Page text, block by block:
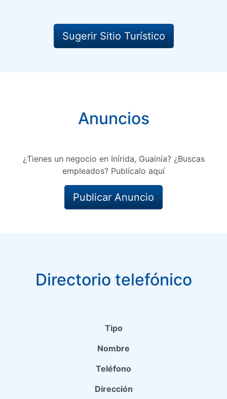
Sugerir Sitio Turístico
Anuncios
¿Tienes un negocio en Inírida, Guainía? ¿Buscas
empleados? Publícalo aquí
Publicar Anuncio
Directorio telefónico
Tipo
Nombre
Teléfono
Dirección